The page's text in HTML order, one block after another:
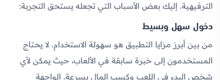
الترفيهية. إليك بعض الأسباب التي تجعله يستحق التجربة:
دخول سهل وبسيط
من بين أبرز مزايا التطبيق هو سهولة الاستخدام. لا يحتاج
المستخدمون إلى خبرة سابقة في الألعاب، حيث يمكن لأي
شخص البدء في اللعب وكسب المال بسرعة. الواجهة